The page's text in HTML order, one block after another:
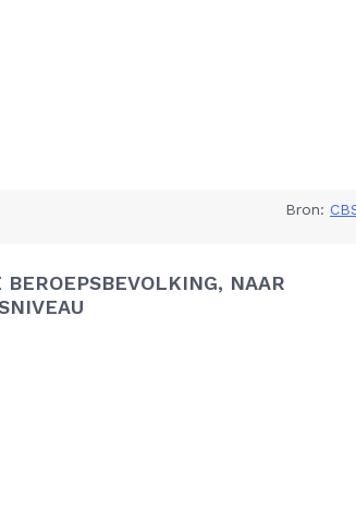
Bron:
NAAR